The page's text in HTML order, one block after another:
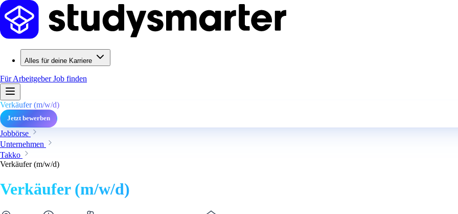
Alles für deine Karriere
Für ArbeitgeberJob finden
Verkäufer (m/w/d)
Jetzt bewerben
Jobbörse
Unternehmen
Takko
Verkäufer (m/w/d)
Verkäufer (m/w/d)